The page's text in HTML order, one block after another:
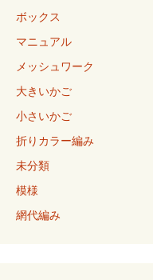
ボックス
マニュアル
メッシュワーク
大きいかご
小さいかご
折りカラー編み
未分類
模様
網代編み